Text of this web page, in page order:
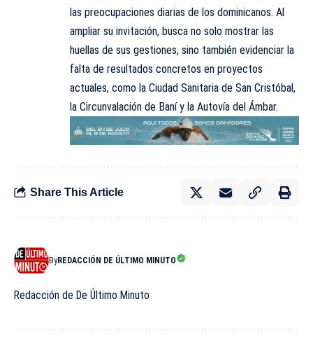
las preocupaciones diarias de los dominicanos. Al
ampliar su invitación, busca no solo mostrar las
huellas de sus gestiones, sino también evidenciar la
falta de resultados concretos en proyectos
actuales, como la Ciudad Sanitaria de San Cristóbal,
la Circunvalación de Baní y la Autovía del Ámbar.
Share This Article
ByREDACCIÓN DE ÚLTIMO MINUTO
Redacción de De Último Minuto